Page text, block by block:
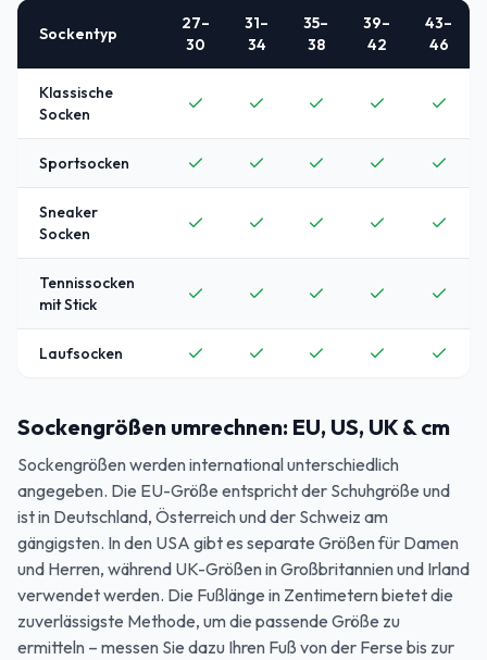
Sockentyp
27–
30
31–
34
35–
38
39–
42
43–
46
Klassische
Socken
Sportsocken
Sneaker
Socken
Tennissocken
mit Stick
Laufsocken
Sockengrößen umrechnen: EU, US, UK & cm
Sockengrößen werden international unterschiedlich
angegeben. Die EU-Größe entspricht der Schuhgröße und
ist in Deutschland, Österreich und der Schweiz am
gängigsten. In den USA gibt es separate Größen für Damen
und Herren, während UK-Größen in Großbritannien und Irland
verwendet werden. Die Fußlänge in Zentimetern bietet die
zuverlässigste Methode, um die passende Größe zu
ermitteln – messen Sie dazu Ihren Fuß von der Ferse bis zur